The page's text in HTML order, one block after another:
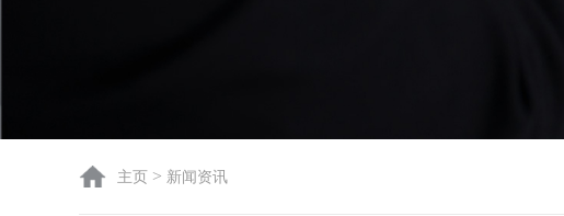
主页 > 新闻资讯